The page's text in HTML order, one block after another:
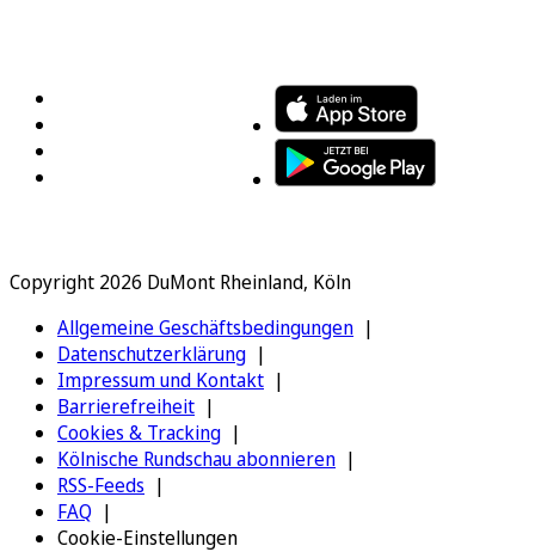
Copyright 2026 DuMont Rheinland, Köln
Allgemeine Geschäftsbedingungen
Datenschutzerklärung
Impressum und Kontakt
Barrierefreiheit
Cookies & Tracking
Kölnische Rundschau abonnieren
RSS-Feeds
FAQ
Cookie-Einstellungen